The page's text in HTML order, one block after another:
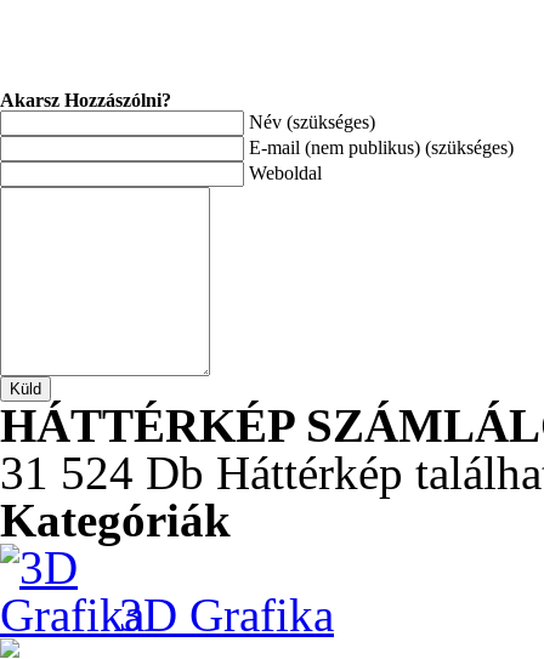
Akarsz Hozzászólni?
Név (szükséges)
E-mail (nem publikus) (szükséges)
Weboldal
HÁTTÉRKÉP
31 524 Db Háttérkép
Kategóriák
3D Grafika